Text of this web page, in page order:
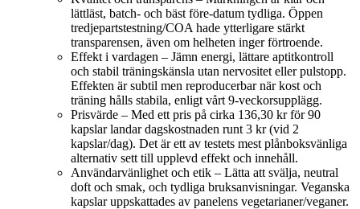
lättläst, batch- och bäst före-datum tydliga. Öppen
tredjepartstestning/COA hade ytterligare stärkt
transparensen, även om helheten inger förtroende.
Effekt i vardagen – Jämn energi, lättare aptitkontroll
och stabil träningskänsla utan nervositet eller pulstopp.
Effekten är subtil men reproducerbar när kost och
träning hålls stabila, enligt vårt 9-veckorsupplägg.
Prisvärde – Med ett pris på cirka 136,30 kr för 90
kapslar landar dagskostnaden runt 3 kr (vid 2
kapslar/dag). Det är ett av testets mest plånboksvänliga
alternativ sett till upplevd effekt och innehåll.
Användarvänlighet och etik – Lätta att svälja, neutral
doft och smak, och tydliga bruksanvisningar. Veganska
kapslar uppskattades av panelens vegetarianer/veganer.